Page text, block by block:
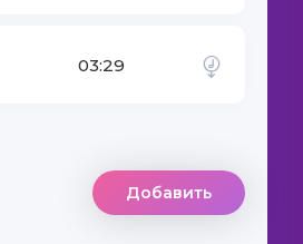
03:29
Добавить